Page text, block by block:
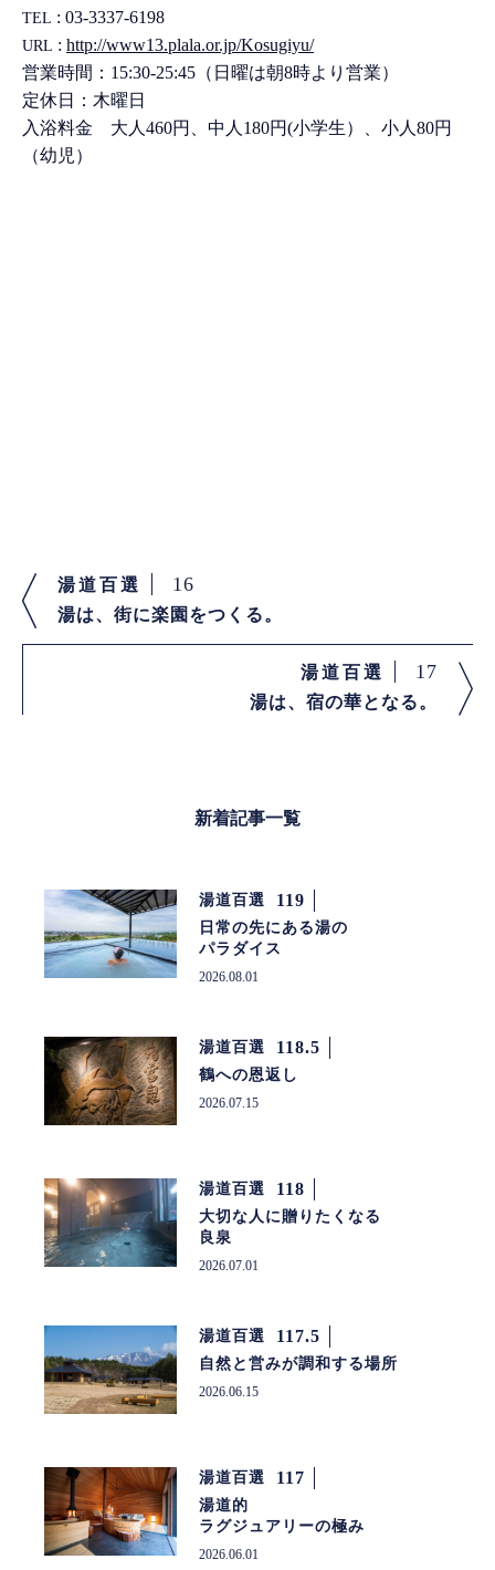
TEL : 03-3337-6198
URL : http://www13.plala.or.jp/Kosugiyu/
営業時間：15:30-25:45（日曜は朝8時より営業）
定休日：木曜日
入浴料金 大人460円、中人180円(小学生）、小人80円
（幼児）
湯道百選 16
湯は、街に楽園をつくる。
湯道百選 17
湯は、宿の華となる。
新着記事一覧
湯道百選 119
日常の先にある湯の
パラダイス
2026.08.01
湯道百選 118.5
鶴への恩返し
2026.07.15
湯道百選 118
大切な人に贈りたくなる
良泉
2026.07.01
湯道百選 117.5
自然と営みが調和する場所
2026.06.15
湯道百選 117
湯道的
ラグジュアリーの極み
2026.06.01